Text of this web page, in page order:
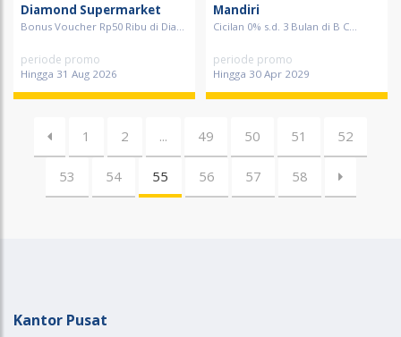
Diamond Supermarket
Bonus Voucher Rp50 Ribu di Dia...
periode promo
Hingga 31 Aug 2026
Mandiri
Cicilan 0% s.d. 3 Bulan di B C...
periode promo
Hingga 30 Apr 2029
1 2 ... 49 50 51 52
53 54 55 56 57 58
Kantor Pusat